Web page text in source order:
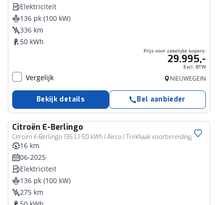
Elektriciteit
136 pk (100 kW)
336 km
50 kWh
Prijs voor zakelijke kopers:
29.995,-
Excl. BTW
Vergelijk NIEUWEGEIN
Bekijk details Bel aanbieder
Citroën E-Berlingo
Citroen ë-Berlingo 136 L1 50 kWh | Airco | Trekhaak voorbereiding | Cruise control
Bedrijfswagen
16 km
06-2025
Elektriciteit
136 pk (100 kW)
275 km